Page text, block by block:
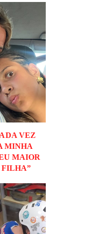
VEZ
MINHA
MAIOR
FILHA”